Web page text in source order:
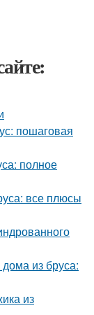
пошаговая
полное
все плюсы
из бруса:
из